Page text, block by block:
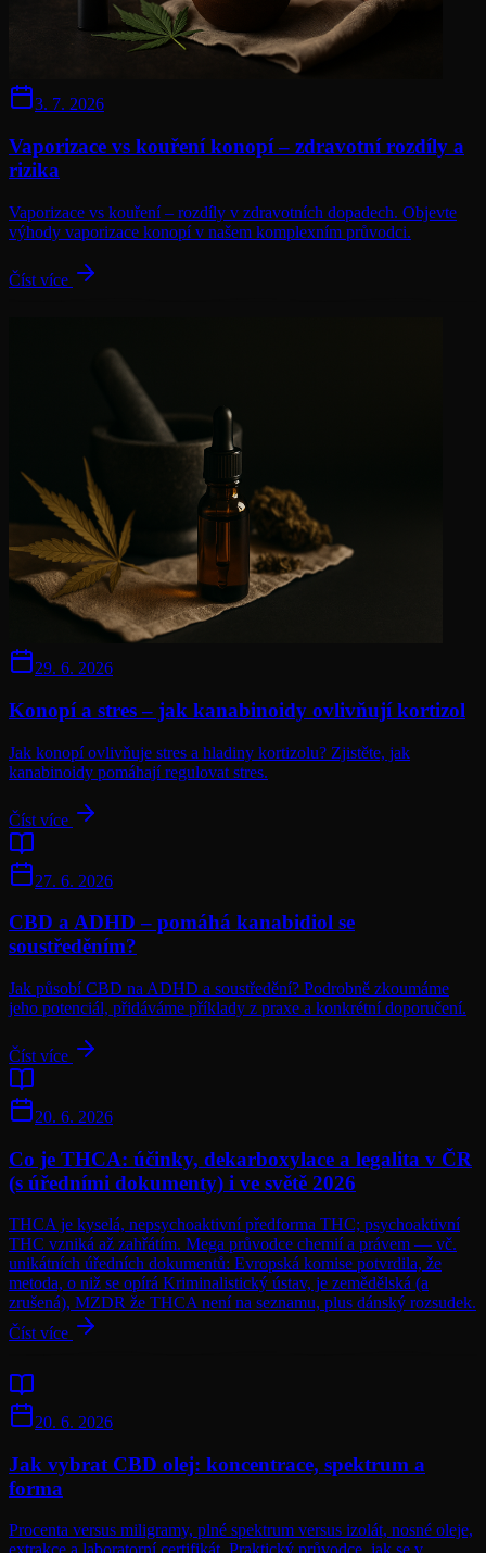
3. 7. 2026
Vaporizace vs kouření konopí – zdravotní rozdíly a
rizika
Vaporizace vs kouření – rozdíly v zdravotních dopadech. Objevte
výhody vaporizace konopí v našem komplexním průvodci.
Číst více
29. 6. 2026
Konopí a stres – jak kanabinoidy ovlivňují kortizol
Jak konopí ovlivňuje stres a hladiny kortizolu? Zjistěte, jak
kanabinoidy pomáhají regulovat stres.
Číst více
27. 6. 2026
CBD a ADHD – pomáhá kanabidiol se
soustředěním?
Jak působí CBD na ADHD a soustředění? Podrobně zkoumáme
jeho potenciál, přidáváme příklady z praxe a konkrétní doporučení.
Číst více
20. 6. 2026
Co je THCA: účinky, dekarboxylace a legalita v ČR
(s úředními dokumenty) i ve světě 2026
THCA je kyselá, nepsychoaktivní předforma THC; psychoaktivní
THC vzniká až zahřátím. Mega průvodce chemií a právem — vč.
unikátních úředních dokumentů: Evropská komise potvrdila, že
metoda, o niž se opírá Kriminalistický ústav, je zemědělská (a
zrušená), MZDR že THCA není na seznamu, plus dánský rozsudek.
Číst více
20. 6. 2026
Jak vybrat CBD olej: koncentrace, spektrum a
forma
Procenta versus miligramy, plné spektrum versus izolát, nosné oleje,